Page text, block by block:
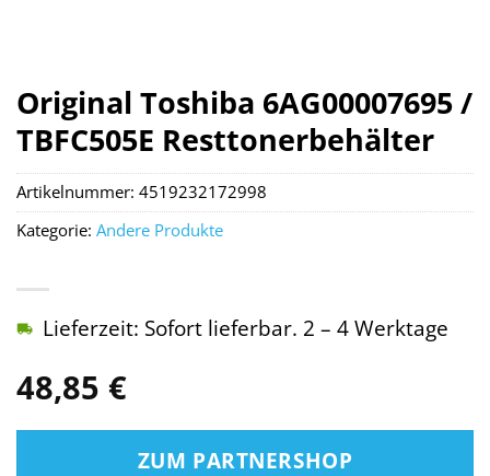
Original Toshiba 6AG00007695 /
TBFC505E Resttonerbehälter
48,85 €
Lieferzeit: Sofort lieferbar. 2 – 4 Werktage
ZUM PARTNERSHOP
Artikelnummer: 4519232172998
Kategorie: Andere Produkte